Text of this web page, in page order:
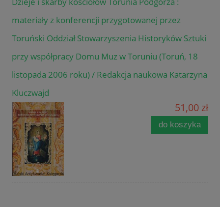
materiały z konferencji przygotowanej przez
Toruński Oddział Stowarzyszenia Historyków Sztuki
przy współpracy Domu Muz w Toruniu (Toruń, 18
listopada 2006 roku) / Redakcja naukowa Katarzyna
Kluczwajd
51,00 zł
do koszyka